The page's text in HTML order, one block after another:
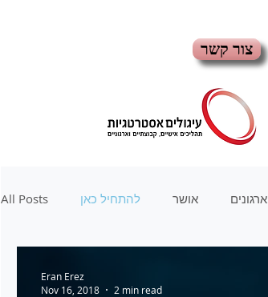
צור קשר
All Posts להתחיל כאן אושר ארגונים
Eran Erez
Nov 16, 2018
2 min read